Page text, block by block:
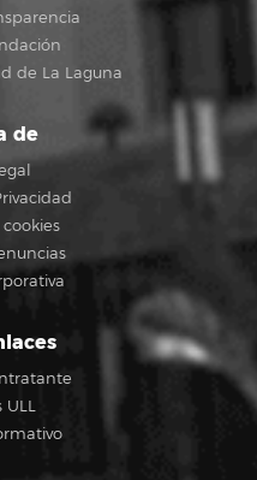
de La Laguna
de
ULL